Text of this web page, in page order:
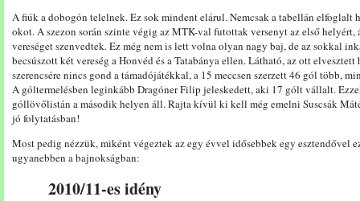
A fiúk a dobogón telelnek. Ez sok mindent elárul. Nemcsak a tabellán elfoglalt
okot. A szezon során szinte végig az MTK-val futottak versenyt az első
vereséget szenvedtek. Ez még nem is lett volna olyan nagy baj, de az sokkal
becsúszott két vereség a Honvéd és a Tatabánya ellen. Látható, az ott
szerencsére nincs gond a támadójátékkal, a 15 meccsen szerzett 46 gól több,
A góltermelésben leginkább Dragóner Filip jeleskedett, aki 17 gólt vállalt.
góllövőlistán a második helyen áll. Rajta kívül ki kell még emelni Suscsák
jó folytatásban!
Most pedig nézzük, miként végeztek az egy évvel idősebbek egy esztendővel
ugyanebben a bajnokságban:
2010/11-es idény